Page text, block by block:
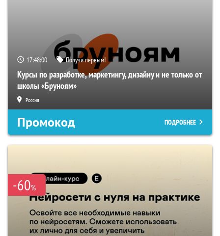
17:47:59 Получи первым!
Курсы по разработке, маркетингу, дизайну и не только от
школы «Бруноям»
Россия
Промокод ПОДРОБНЕЕ
-60%